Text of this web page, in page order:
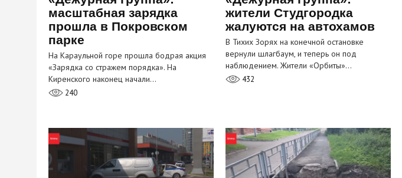
масштабная зарядка
прошла в Покровском
парке
На Караульной горе прошла бодрая акция
«Зарядка со стражем порядка». На
Киренского наконец начали…
240
жители Студгородка
жалуются на автохамов
В Тихих Зорях на конечной остановке
вернули шлагбаум, и теперь он под
наблюдением. Жители «Орбиты»…
432